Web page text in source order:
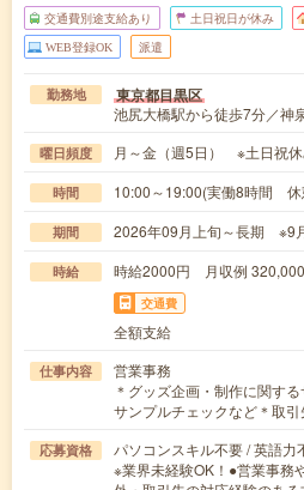
交通費別途支給あり 土日祝日が休み
WEB登録OK 派遣
勤務地 東京都目黒区
池尻大橋駅から徒歩7分／神
曜日頻度 月～金（週5日） ※土日祝
時間 10:00～19:00(実働8時間 休
期間 2026年09月上旬～長期 ※9
時給 時給2000円 月収例
交通費
全額支給
仕事内容
営業事務
＊グッズ企画・制作に関す
サンプルチェックなど＊取
応募資格
パソコンスキル不要 / 英語力
※業界未経験OK！●営業事務